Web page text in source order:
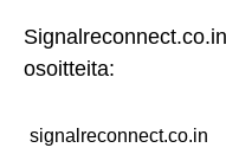
osoitteita:
signalreconnect.co.in